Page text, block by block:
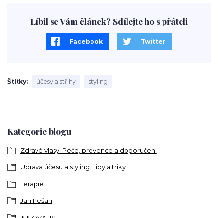
Kategorie blogu
Zdravé vlasy: Péče, prevence a doporučení
Úprava účesu a styling: Tipy a triky
Terapie
Jan Pešan
Líbil se Vám článek? Sdílejte ho s přáteli
Facebook Twitter
Štítky účesy a střihy styling